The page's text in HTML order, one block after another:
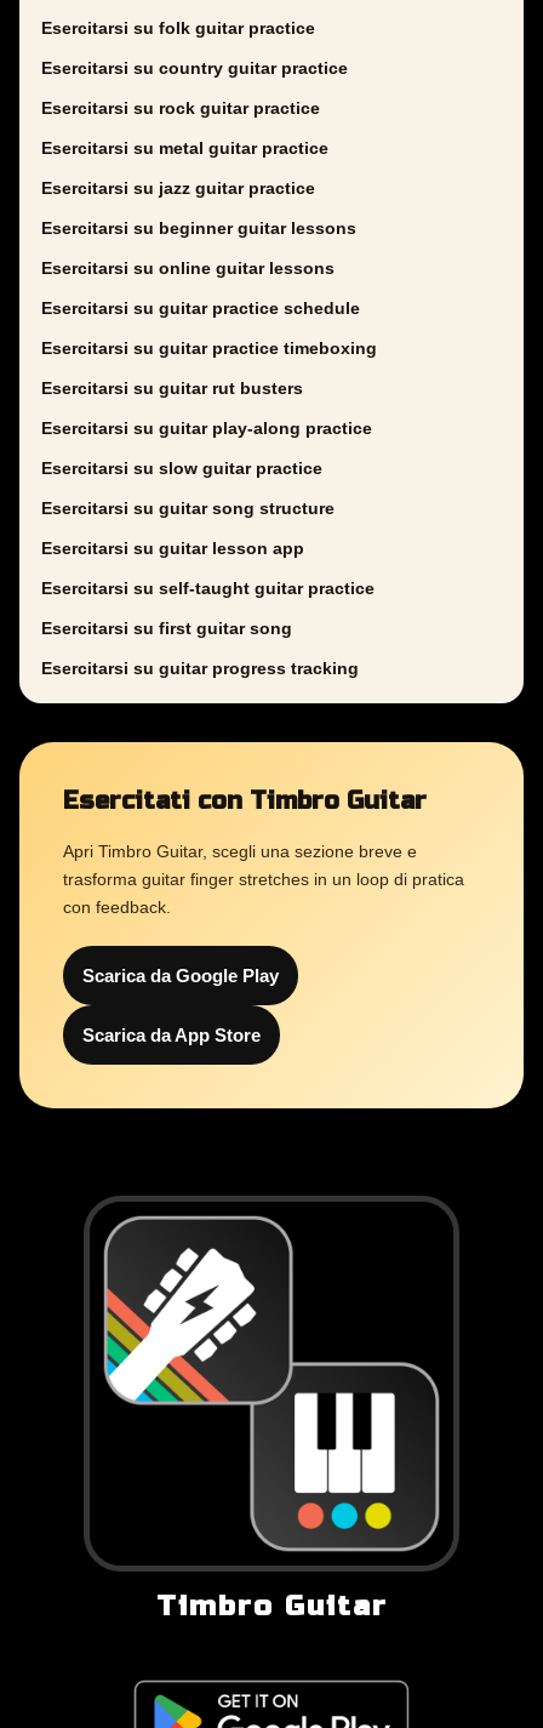
Esercitarsi su folk guitar practice
Esercitarsi su country guitar practice
Esercitarsi su rock guitar practice
Esercitarsi su metal guitar practice
Esercitarsi su jazz guitar practice
Esercitarsi su beginner guitar lessons
Esercitarsi su online guitar lessons
Esercitarsi su guitar practice schedule
Esercitarsi su guitar practice timeboxing
Esercitarsi su guitar rut busters
Esercitarsi su guitar play-along practice
Esercitarsi su slow guitar practice
Esercitarsi su guitar song structure
Esercitarsi su guitar lesson app
Esercitarsi su self-taught guitar practice
Esercitarsi su first guitar song
Esercitarsi su guitar progress tracking
Esercitati con Timbro Guitar
Apri Timbro Guitar, scegli una sezione breve e
trasforma guitar finger stretches in un loop di pratica
con feedback.
Scarica da Google Play
Scarica da App Store
Timbro Guitar